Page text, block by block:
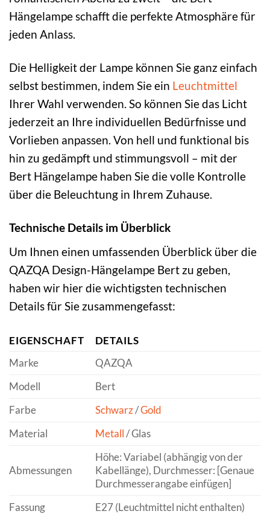
Hängelampe schafft die perfekte Atmosphäre für
jeden Anlass.
Die Helligkeit der Lampe können Sie ganz einfach
selbst bestimmen, indem Sie ein Leuchtmittel
Ihrer Wahl verwenden. So können Sie das Licht
jederzeit an Ihre individuellen Bedürfnisse und
Vorlieben anpassen. Von hell und funktional bis
hin zu gedämpft und stimmungsvoll – mit der
Bert Hängelampe haben Sie die volle Kontrolle
über die Beleuchtung in Ihrem Zuhause.
Technische Details im Überblick
Um Ihnen einen umfassenden Überblick über die
QAZQA Design-Hängelampe Bert zu geben,
haben wir hier die wichtigsten technischen
Details für Sie zusammengefasst:
EIGENSCHAFT
DETAILS
Marke
QAZQA
Modell
Bert
Farbe
Schwarz/Gold
Material
Metall/ Glas
Abmessungen
Höhe: Variabel (abhängig von der
Kabellänge), Durchmesser: [Genaue
Durchmesserangabe einfügen]
Fassung
E27 (Leuchtmittel nicht enthalten)